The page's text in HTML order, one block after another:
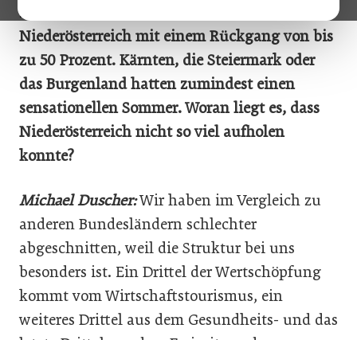
Millionen Nächtigungen. Heuer rechnet
Niederösterreich mit einem Rückgang von bis
zu 50 Prozent. Kärnten, die Steiermark oder
das Burgenland hatten zumindest einen
sensationellen Sommer. Woran liegt es, dass
Niederösterreich nicht so viel aufholen
konnte?
Michael Duscher:Wir haben im Vergleich zu
anderen Bundesländern schlechter
abgeschnitten, weil die Struktur bei uns
besonders ist. Ein Drittel der Wertschöpfung
kommt vom Wirtschaftstourismus, ein
weiteres Drittel aus dem Gesundheits- und das